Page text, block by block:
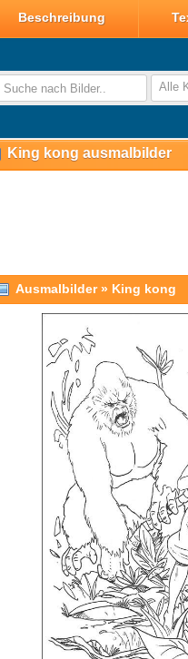
Beschreibung
Alle
King kong ausmalbilder
Ausmalbilder» King kong